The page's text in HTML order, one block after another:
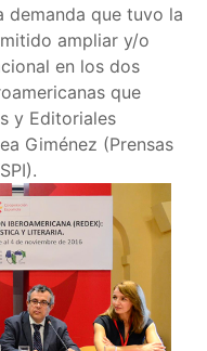
demanda que tuvo la
ampliar y/o
en los dos
que
y Editoriales
Giménez (Prensas